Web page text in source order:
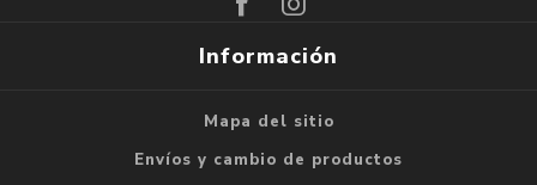
Información
Mapa del sitio
Envíos y cambio de productos